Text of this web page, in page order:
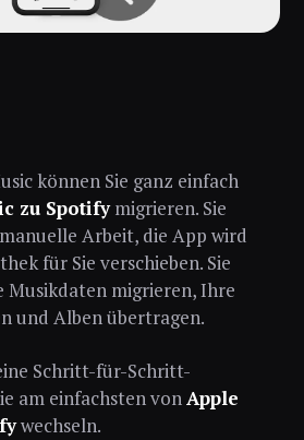
können Sie ganz einfach
zu Spotifymigrieren. Sie
Arbeit, die App wird
für Sie verschieben. Sie
Musikdaten migrieren, Ihre
und Alben übertragen.
Schritt-für-Schritt-
am einfachsten vonApple
wechseln.